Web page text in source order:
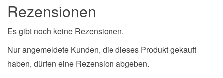
Rezensionen
Es gibt noch keine Rezensionen.
Nur angemeldete Kunden, die dieses Produkt gekauft
haben, dürfen eine Rezension abgeben.